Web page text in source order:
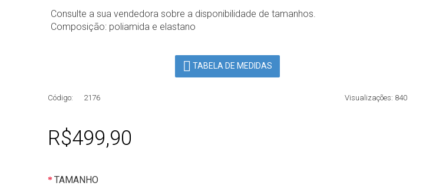
Consulte a sua vendedora sobre a disponibilidade de tamanhos.
Composição: poliamida e elastano
TABELA DE MEDIDAS
Visualizações: 840
Código: 2176
R$499,90
TAMANHO